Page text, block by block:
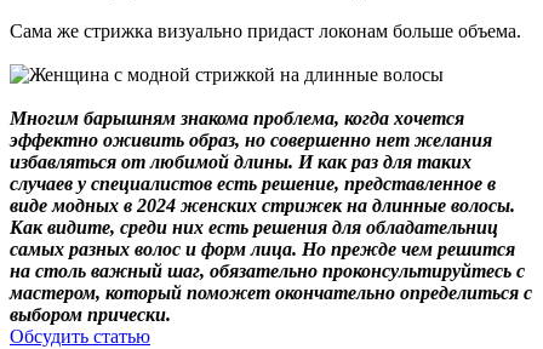
Сама же стрижка визуально придаст локонам больше объема.
Многим барышням знакома проблема, когда хочется
эффектно оживить образ, но совершенно нет желания
избавляться от любимой длины. И как раз для таких
случаев у специалистов есть решение, представленное в
виде модных в 2024 женских стрижек на длинные волосы.
Как видите, среди них есть решения для обладательниц
самых разных волос и форм лица. Но прежде чем решится
на столь важный шаг, обязательно проконсультируйтесь с
мастером, который поможет окончательно определиться с
выбором прически.
Обсудить статью